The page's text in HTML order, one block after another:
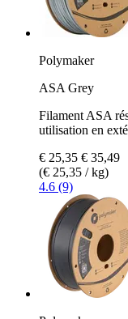
Polymaker
ASA Grey
Filament ASA
utilisation en
€ 25,35 € 35,49
(€ 25,35 / kg)
4.6 (9)